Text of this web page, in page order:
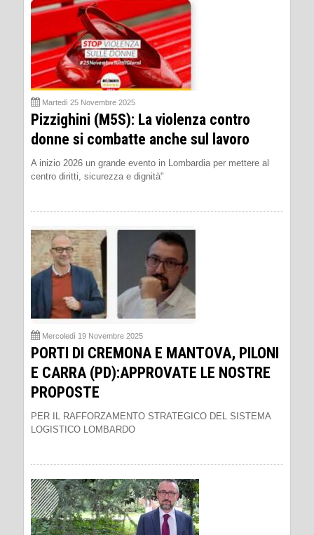
Martedì 25 Novembre 2025
Pizzighini (M5S): La violenza contro
donne si combatte anche sul lavoro
A inizio 2026 un grande evento in Lombardia per mettere al
centro diritti, sicurezza e dignità"
Mercoledì 19 Novembre 2025
PORTI DI CREMONA E MANTOVA, PILONI
E CARRA (PD):APPROVATE LE NOSTRE
PROPOSTE
PER IL RAFFORZAMENTO STRATEGICO DEL SISTEMA
LOGISTICO LOMBARDO